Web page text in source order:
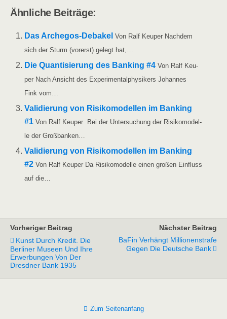
Ähn­li­che Beiträge:
Das Arche­­gos-Deba­kel Von Ralf Keu­per Nach­dem
sich der Sturm (vor­erst) gelegt hat,…
Die Quan­ti­sie­rung des Ban­king #4 Von Ralf Keu­
per Nach Ansicht des Expe­ri­men­tal­phy­si­kers Johan­nes
Fink vom…
Vali­die­rung von Risi­ko­mo­del­len im Ban­king
#1 Von Ralf Keu­per Bei der Unter­su­chung der Risi­ko­mo­del­
le der Großbanken…
Vali­die­rung von Risi­ko­mo­del­len im Ban­king
#2 Von Ralf Keu­per Da Risi­ko­mo­del­le einen gro­ßen Ein­fluss
auf die…
Vorheriger Beitrag
Kunst Durch Kredit. Die
Berliner Museen Und Ihre
Erwerbungen Von Der
Dresdner Bank 1935
Nächster Beitrag
BaFin Verhängt Millionenstrafe
Gegen Die Deutsche Bank
Zum Seitenanfang